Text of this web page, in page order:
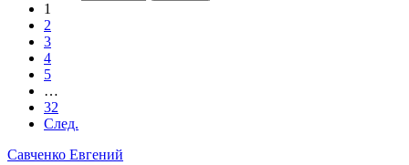
1
2
3
4
5
…
32
След.
Савченко Евгений